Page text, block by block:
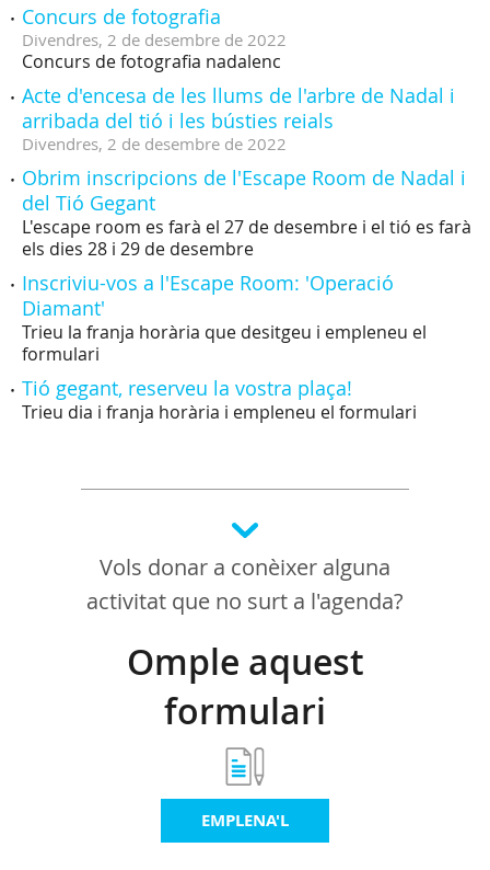
Concurs de fotografia
Divendres, 2 de desembre de 2022
Concurs de fotografia nadalenc
Acte d'encesa de les llums de l'arbre de Nadal i
arribada del tió i les bústies reials
Divendres, 2 de desembre de 2022
Obrim inscripcions de l'Escape Room de Nadal i
del Tió Gegant
L'escape room es farà el 27 de desembre i el tió es farà
els dies 28 i 29 de desembre
Inscriviu-vos a l'Escape Room: 'Operació
Diamant'
Trieu la franja horària que desitgeu i empleneu el
formulari
Tió gegant, reserveu la vostra plaça!
Trieu dia i franja horària i empleneu el formulari
Vols donar a conèixer alguna
activitat que no surt a l'agenda?
Omple aquest
formulari
EMPLENA'L